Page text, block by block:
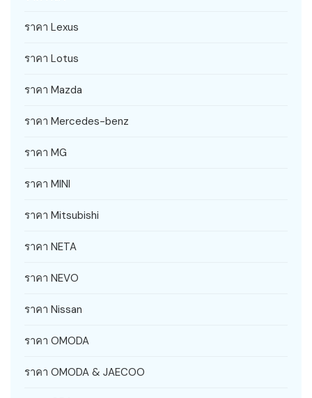
ราคา Lexus
ราคา Lotus
ราคา Mazda
ราคา Mercedes-benz
ราคา MG
ราคา MINI
ราคา Mitsubishi
ราคา NETA
ราคา NEVO
ราคา Nissan
ราคา OMODA
ราคา OMODA & JAECOO